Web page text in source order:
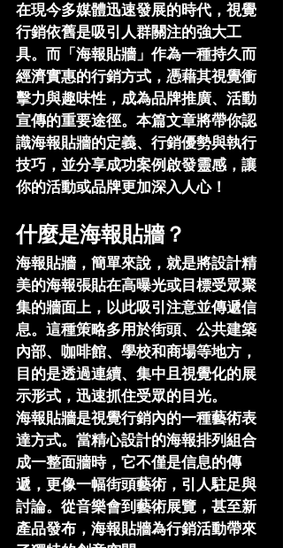
在現今多媒體迅速發展的時代，視覺
行銷依舊是吸引人群關注的強大工
具。而「海報貼牆」作為一種持久而
經濟實惠的行銷方式，憑藉其視覺衝
擊力與趣味性，成為品牌推廣、活動
宣傳的重要途徑。本篇文章將帶你認
識海報貼牆的定義、行銷優勢與執行
技巧，並分享成功案例啟發靈感，讓
你的活動或品牌更加深入人心！
什麼是海報貼牆？
海報貼牆，簡單來說，就是將設計精
美的海報張貼在高曝光或目標受眾聚
集的牆面上，以此吸引注意並傳遞信
息。這種策略多用於街頭、公共建築
內部、咖啡館、學校和商場等地方，
目的是透過連續、集中且視覺化的展
示形式，迅速抓住受眾的目光。
海報貼牆是視覺行銷內的一種藝術表
達方式。當精心設計的海報排列組合
成一整面牆時，它不僅是信息的傳
遞，更像一幅街頭藝術，引人駐足與
討論。從音樂會到藝術展覽，甚至新
產品發布，海報貼牆為行銷活動帶來